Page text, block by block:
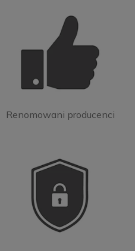
Renomowani producenci